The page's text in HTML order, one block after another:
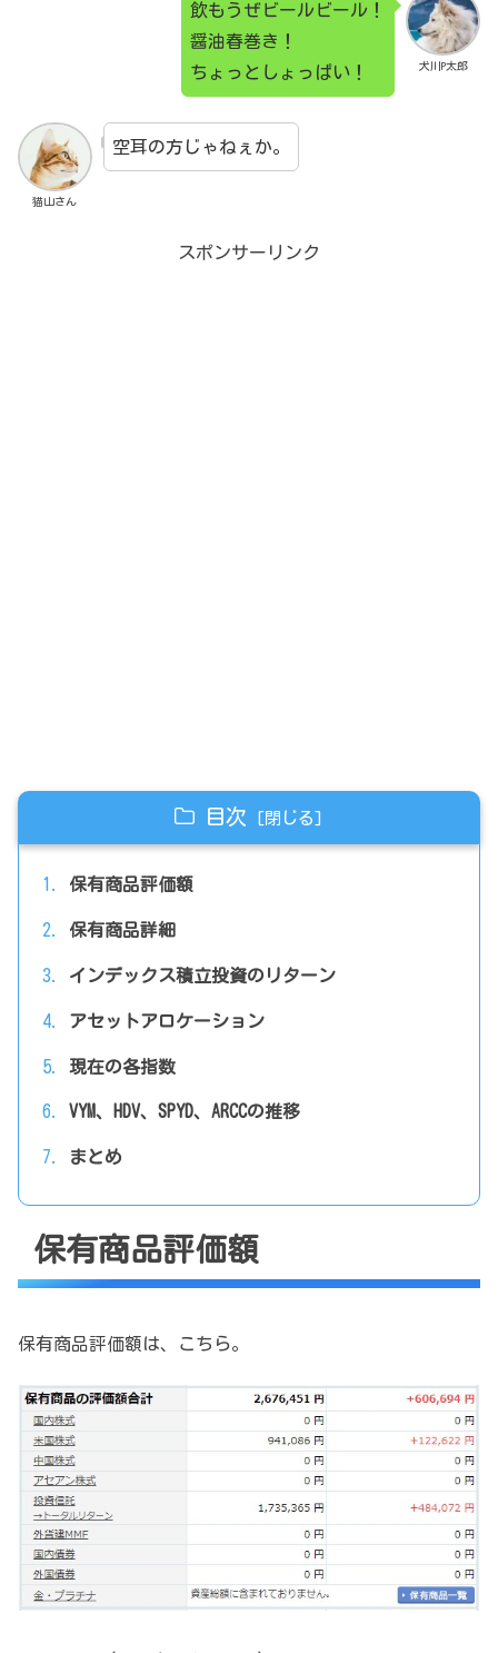
犬川P太郎
飲もうぜビールビール！
醤油春巻き！
ちょっとしょっぱい！
猫山さん
空耳の方じゃねぇか。
スポンサーリンク
目次
保有商品評価額
保有商品詳細
インデックス積立投資のリターン
アセットアロケーション
現在の各指数
VYM、HDV、SPYD、ARCCの推移
まとめ
保有商品評価額
保有商品評価額は、こちら。